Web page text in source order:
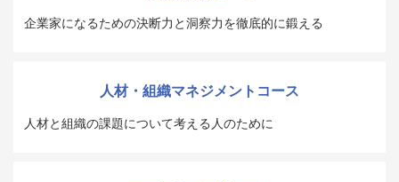
企業家になるための決断力と洞察力を徹底的に鍛える
人材・組織マネジメントコース
人材と組織の課題について考える人のために